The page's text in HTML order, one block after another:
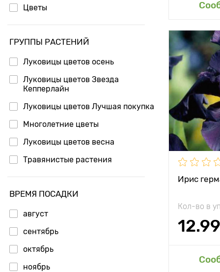
Цветы
ГРУППЫ РАСТЕНИЙ
Луковицы цветов осень
Луковицы цветов Звезда
Кепперлайн
Луковицы цветов Лучшая покупка
Многолетние цветы
Луковицы цветов весна
Травянистые растения
ВРЕМЯ ПОСАДКИ
август
сентябрь
октябрь
ноябрь
Ирис
Кол-во в
12.99
Высота
Растояние
растениями